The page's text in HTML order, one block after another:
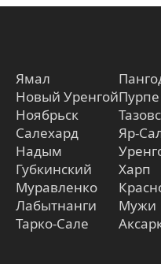
Ямал
Новый Уренгой
Ноябрьск
Салехард
Надым
Губкинский
Муравленко
Лабытнанги
Тарко-Сале
Пурпе
Яр-
Харп
Мужи